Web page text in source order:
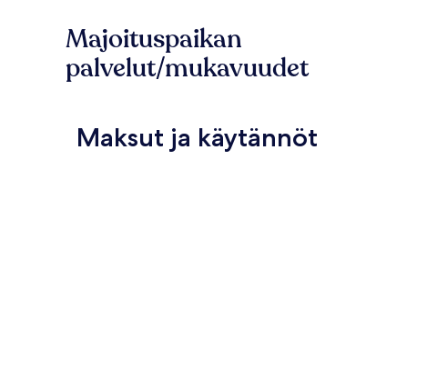
Majoituspaikan
palvelut/mukavuudet
Maksut ja käytännöt